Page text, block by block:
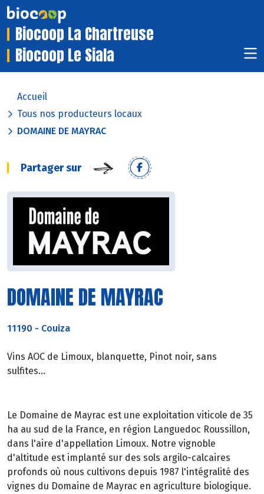
Biocoop La Chartreuse
Biocoop Le Siala
Accueil
Tous nos producteurs locaux
DOMAINE DE MAYRAC
Partager sur
DOMAINE DE MAYRAC
11190 - Couiza
Vins AOC de Limoux, blanquette, Pinot noir, sans
sulfites...
Le Domaine de Mayrac est une exploitation viticole de 35
ha au sud de la France, en région Languedoc Roussillon,
dans l'aire d'appellation Limoux. Notre vignoble
d'altitude est implanté sur des sols argilo-calcaires
profonds où nous cultivons depuis 1987 l'intégralité des
vignes du Domaine de Mayrac en agriculture biologique.